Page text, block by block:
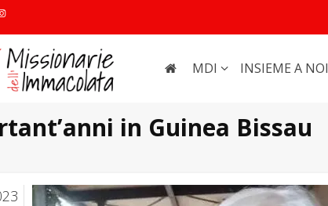
MDI INSIEME A NOI
in Guinea Bissau